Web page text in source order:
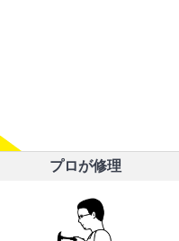
プロが修理